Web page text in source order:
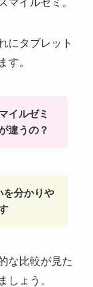
マイルゼミ。
にタブレット
す。
イルゼミ
違うの？
を分かりや
な比較が見た
しょう。